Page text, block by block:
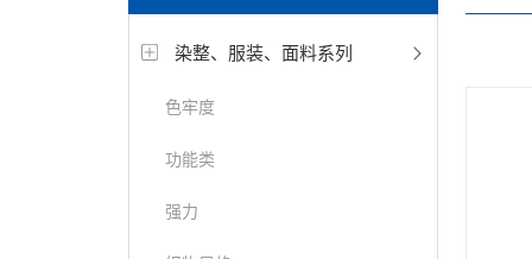
染整、服装、面料系列
色牢度
功能类
强力